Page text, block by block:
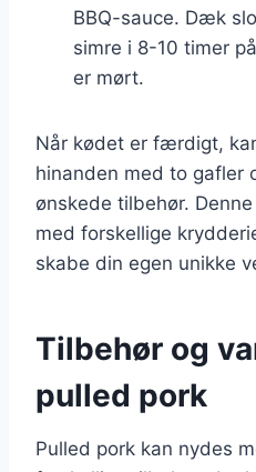
BBQ-sauce. Dæk
simre i 8-10 timer
er mørt.
Når kødet er færdigt,
hinanden med to gafler
ønskede tilbehør.
med forskellige
skabe din egen unikke
Tilbehør og
pulled pork
Pulled pork kan nydes